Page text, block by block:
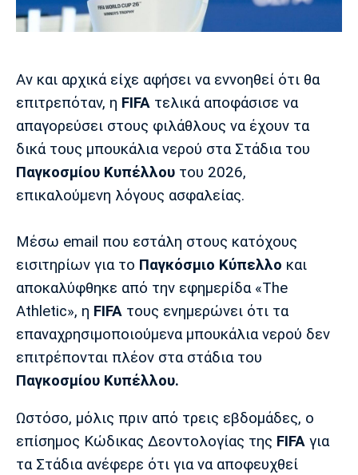
Cine Spot
Running
Παρασκήνιο
Μπαρτσελόνα
Ρεάλ
Μαδρίτης
Ατλέτικο
Μαδρίτης
Μάντσεστερ
Γιουνάιτεντ
Τσέλσι Άρσεναλ
Λίβερπουλ
Μάντσεστερ
Σίτι
Γιουβέντους
Ίντερ
Αν και αρχικά είχε αφήσει να εννοηθεί ότι θα
επιτρεπόταν, η FIFA τελικά αποφάσισε να
απαγορεύσει στους φιλάθλους να έχουν τα
δικά τους μπουκάλια νερού στα Στάδια του
Παγκοσμίου Κυπέλλου του 2026,
επικαλούμενη λόγους ασφαλείας.
Μέσω email που εστάλη στους κατόχους
εισιτηρίων για το Παγκόσμιο Κύπελλο και
αποκαλύφθηκε από την εφημερίδα «The
Athletic», η FIFA τους ενημερώνει ότι τα
επαναχρησιμοποιούμενα μπουκάλια νερού δεν
επιτρέπονται πλέον στα στάδια του
Παγκοσμίου Κυπέλλου.
Ωστόσο, μόλις πριν από τρεις εβδομάδες, ο
επίσημος Κώδικας Δεοντολογίας της FIFA για
τα Στάδια ανέφερε ότι για να αποφευχθεί